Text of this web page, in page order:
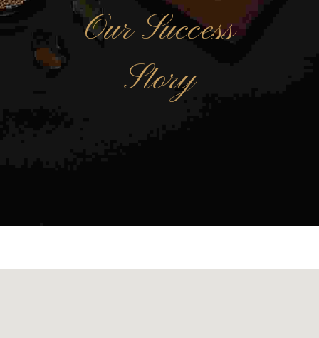
Our Success
Story